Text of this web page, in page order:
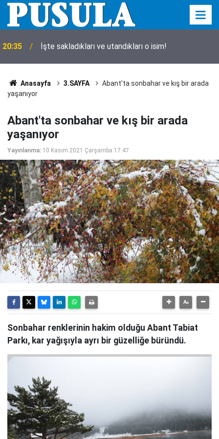
20:35 İşte sakladıkları ve utandıkları o isim!
Anasayfa 3.SAYFA
Abant'ta sonbahar ve kış bir arada
yaşanıyor
Abant'ta sonbahar ve kış bir arada
yaşanıyor
Yayınlanma: 10 Kasım 2021 Çarşamba 17:47
Sonbahar renklerinin hakim olduğu Abant Tabiat
Parkı, kar yağışıyla ayrı bir güzelliğe büründü.